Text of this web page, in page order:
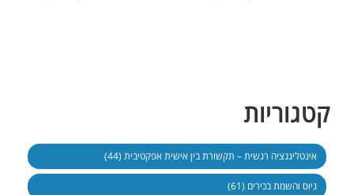
קטגוריות
אינטליגנציה רגשית – תקשורת בין אישית אפקטיבית (44)
גיוס והשמת בכירים (61)